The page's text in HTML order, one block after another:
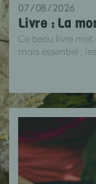
07/08/2026
Livre : La
Ce beau livre
mais essentiel :